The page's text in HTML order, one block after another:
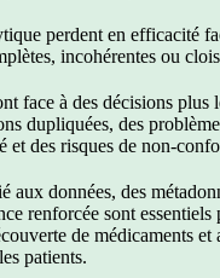
perdent en efficacité
incohérentes ou
face à des décisions plus
dupliquées, des
et des risques de non-
aux données, des
renforcée sont essentiels
de médicaments et
patients.